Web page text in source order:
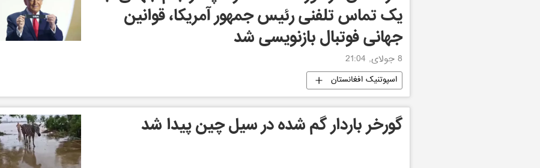
یک تماس تلفنی رئیس جمهور آمریکا، قوانین
جهانی فوتبال بازنویسی شد
8 جولای, 21:04
اسپوتنیک افغانستان
گورخر باردار گم شده در سیل چین پیدا شد